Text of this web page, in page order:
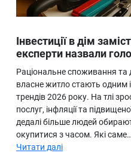
Інвестиції в дім
експерти назвали
Раціональне споживання та
власне житло стають одним
трендів 2026 року. На тлі
послуг, інфляції та
дедалі більше людей
окупитися з часом. Які
Читати далі